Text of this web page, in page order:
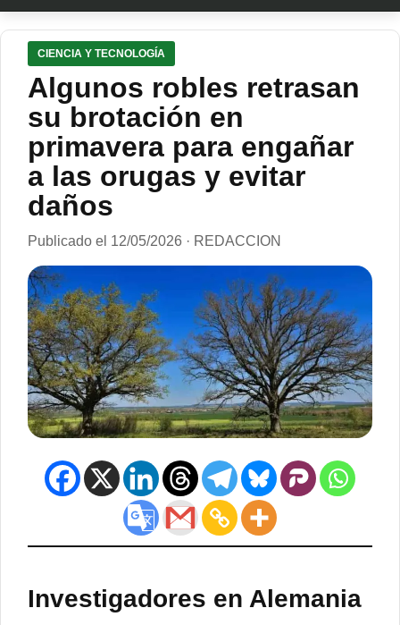
CIENCIA Y TECNOLOGÍA
Algunos robles retrasan
su brotación en
primavera para engañar
a las orugas y evitar
daños
Publicado el 12/05/2026 · REDACCION
Investigadores en Alemania